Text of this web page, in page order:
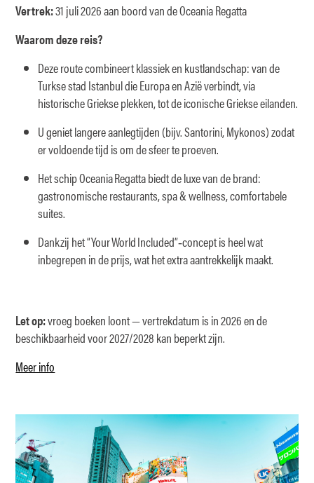
Vertrek:31 juli 2026 aan boord van de Oceania Regatta
Waarom deze reis?
Deze route combineert klassiek en kustlandschap: van de
Turkse stad Istanbul die Europa en Azië verbindt, via
historische Griekse plekken, tot de iconische Griekse eilanden.
U geniet langere aanlegtijden (bijv. Santorini, Mykonos) zodat
er voldoende tijd is om de sfeer te proeven.
Het schip Oceania Regatta biedt de luxe van de brand:
gastronomische restaurants, spa & wellness, comfortabele
suites.
Dankzij het “Your World Included”‑concept is heel wat
inbegrepen in de prijs, wat het extra aantrekkelijk maakt.
Let op:vroeg boeken loont — vertrekdatum is in 2026 en de
beschikbaarheid voor 2027/2028 kan beperkt zijn.
Meer info